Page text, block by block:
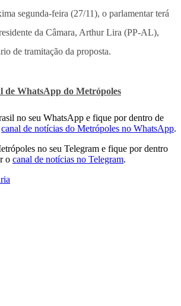
segunda-feira (27/11), o parlamentar terá
da Câmara, Arthur Lira (PP-AL),
de tramitação da proposta.
de WhatsApp do Metrópoles
no seu WhatsApp e fique por dentro de
canal de notícias do Metrópoles no WhatsApp.
no seu Telegram e fique por dentro
o canal de notícias no Telegram.